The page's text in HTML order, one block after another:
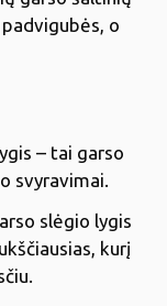
o
– tai garso
svyravimai.
slėgio lygis
kurį